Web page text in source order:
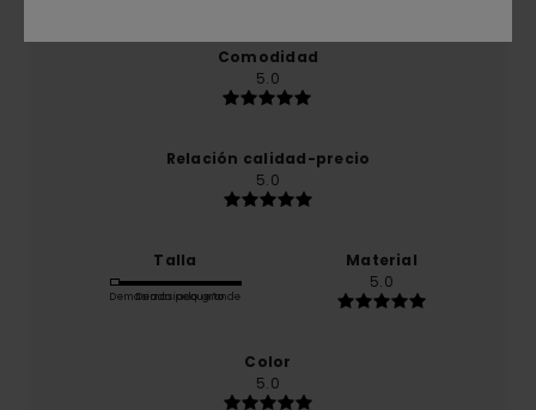
Comodidad
5.0
Relación calidad-precio
5.0
Talla
Demasiado pequeño
Demasiado grande
Material
5.0
Color
5.0